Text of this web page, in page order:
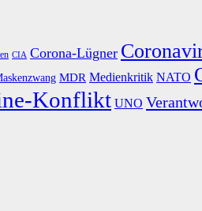
CIA Corona-Lügner
MDR Medienkritik NATO
Konflikt UNO